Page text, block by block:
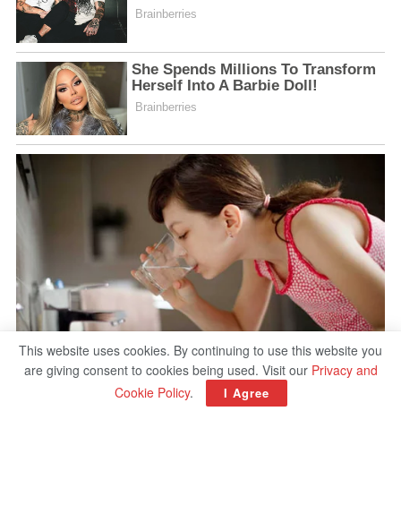
This website uses cookies. By continuing to use this website you
are giving consent to cookies being used. Visit our Privacy and
Cookie Policy. I Agree